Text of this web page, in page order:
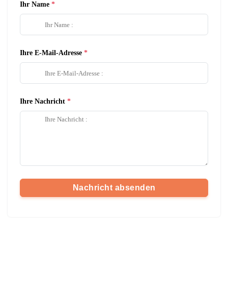
Ihr Name
Ihre E-Mail-Adresse
Ihre Nachricht
Nachricht absenden